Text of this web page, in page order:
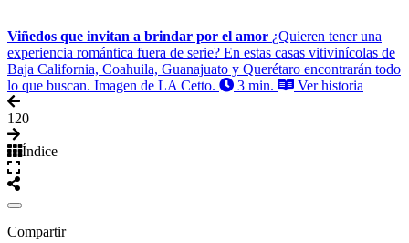
Viñedos que invitan a brindar por el amor ¿Quieren tener una
experiencia romántica fuera de serie? En estas casas vitivinícolas de
Baja California, Coahuila, Guanajuato y Querétaro encontrarán todo
lo que buscan. Imagen de LA Cetto.
3 min. Ver historia
1 20
Índice
Compartir